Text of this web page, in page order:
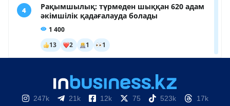
247k 21k 12k 75 523k 17k